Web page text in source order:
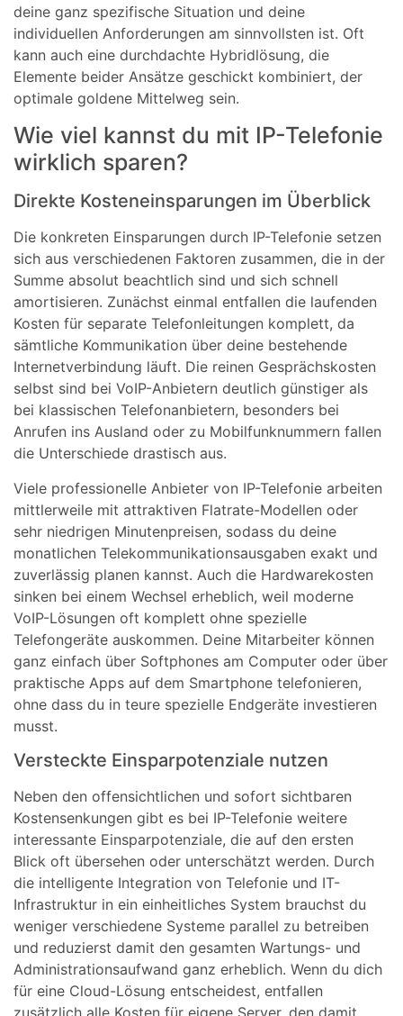
deine ganz spezifische Situation und deine
individuellen Anforderungen am sinnvollsten ist. Oft
kann auch eine durchdachte Hybridlösung, die
Elemente beider Ansätze geschickt kombiniert, der
optimale goldene Mittelweg sein.
Wie viel kannst du mit IP-Telefonie
wirklich sparen?
Direkte Kosteneinsparungen im Überblick
Die konkreten Einsparungen durch IP-Telefonie setzen
sich aus verschiedenen Faktoren zusammen, die in der
Summe absolut beachtlich sind und sich schnell
amortisieren. Zunächst einmal entfallen die laufenden
Kosten für separate Telefonleitungen komplett, da
sämtliche Kommunikation über deine bestehende
Internetverbindung läuft. Die reinen Gesprächskosten
selbst sind bei VoIP-Anbietern deutlich günstiger als
bei klassischen Telefonanbietern, besonders bei
Anrufen ins Ausland oder zu Mobilfunknummern fallen
die Unterschiede drastisch aus.
Viele professionelle Anbieter von IP-Telefonie arbeiten
mittlerweile mit attraktiven Flatrate-Modellen oder
sehr niedrigen Minutenpreisen, sodass du deine
monatlichen Telekommunikationsausgaben exakt und
zuverlässig planen kannst. Auch die Hardwarekosten
sinken bei einem Wechsel erheblich, weil moderne
VoIP-Lösungen oft komplett ohne spezielle
Telefongeräte auskommen. Deine Mitarbeiter können
ganz einfach über Softphones am Computer oder über
praktische Apps auf dem Smartphone telefonieren,
ohne dass du in teure spezielle Endgeräte investieren
musst.
Versteckte Einsparpotenziale nutzen
Neben den offensichtlichen und sofort sichtbaren
Kostensenkungen gibt es bei IP-Telefonie weitere
interessante Einsparpotenziale, die auf den ersten
Blick oft übersehen oder unterschätzt werden. Durch
die intelligente Integration von Telefonie und IT-
Infrastruktur in ein einheitliches System brauchst du
weniger verschiedene Systeme parallel zu betreiben
und reduzierst damit den gesamten Wartungs- und
Administrationsaufwand ganz erheblich. Wenn du dich
für eine Cloud-Lösung entscheidest, entfallen